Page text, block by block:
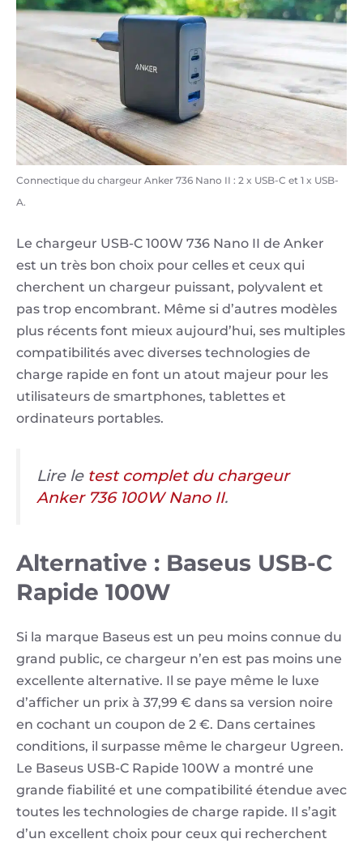
Connectique du chargeur Anker 736 Nano II : 2 x USB-C et 1 x USB-
A.
Le chargeur USB-C 100W 736 Nano II de Anker
est un très bon choix pour celles et ceux qui
cherchent un chargeur puissant, polyvalent et
pas trop encombrant. Même si d’autres modèles
plus récents font mieux aujourd’hui, ses multiples
compatibilités avec diverses technologies de
charge rapide en font un atout majeur pour les
utilisateurs de smartphones, tablettes et
ordinateurs portables.
Lire le test complet du chargeur
Anker 736 100W Nano II.
Alternative : Baseus USB-C
Rapide 100W
Si la marque Baseus est un peu moins connue du
grand public, ce chargeur n’en est pas moins une
excellente alternative. Il se paye même le luxe
d’afficher un prix à 37,99 € dans sa version noire
en cochant un coupon de 2 €. Dans certaines
conditions, il surpasse même le chargeur Ugreen.
Le Baseus USB-C Rapide 100W a montré une
grande fiabilité et une compatibilité étendue avec
toutes les technologies de charge rapide. Il s’agit
d’un excellent choix pour ceux qui recherchent